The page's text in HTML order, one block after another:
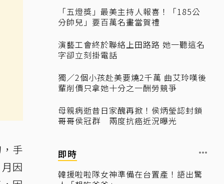
手
因
「五燈獎」最美主持人報喜！「185公
分帥兒」要百萬名畫當賀禮
演藝工會終於聯絡上田路路 她一聽這名
字卻立刻掛電話
獨／2個小孩赴美要燒2千萬 曲艾玲嘆後
輩削價只拿她十分之一酬勞競爭
母親病逝昔日家醜再掀！侯炳瑩認封鎖
哥哥侯冠群 兩度抗癌近況曝光
即時
韓援啦啦隊女神準備在台置產！語出驚